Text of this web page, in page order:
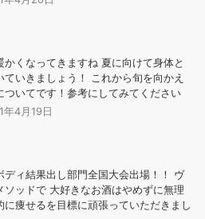
かくなってきますね 夏に向けて身体と
ていきましょう！️ これから旬を向かえ
ついてです！参考にしてみてください
4月19日
ディ結果出し部門全国大会出場！！ ヴ
ソッドで 大好きなお酒はやめずに無理
に痩せるを目標に頑張っていただきまし